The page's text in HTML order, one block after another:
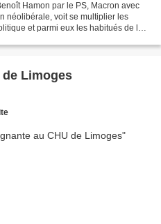
Hamon par le PS, Macron avec
néolibérale, voit se multiplier les
et parmi eux les habitués de la
de Limoges